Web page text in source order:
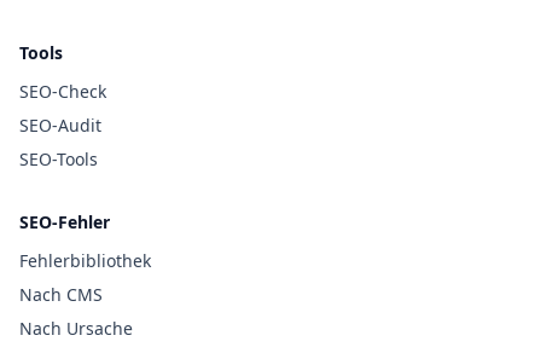
Tools
SEO-Check
SEO-Audit
SEO-Tools
SEO-Fehler
Fehlerbibliothek
Nach CMS
Nach Ursache